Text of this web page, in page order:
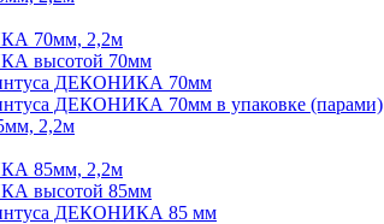
70мм, 2,2м
высотой 70мм
ДЕКОНИКА 70мм
ДЕКОНИКА 70мм в упаковке (парами)
2,2м
85мм, 2,2м
высотой 85мм
ДЕКОНИКА 85 мм